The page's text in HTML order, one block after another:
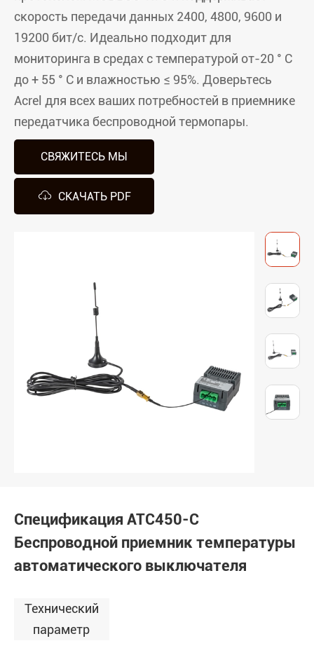
скорость передачи данных 2400, 4800, 9600 и
19200 бит/с. Идеально подходит для
мониторинга в средах с температурой от-20 ° C
до + 55 ° C и влажностью ≤ 95%. Доверьтесь
Acrel для всех ваших потребностей в приемнике
передатчика беспроводной термопары.
СВЯЖИТЕСЬ МЫ
 СКАЧАТЬ PDF
Спецификация ATC450-C
Беспроводной приемник температуры
автоматического выключателя
Технический
параметр